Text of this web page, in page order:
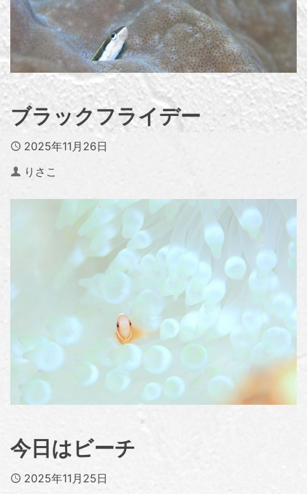
ブラックフライデー
Published
2025年11月26日
Author
りさこ
今日はビーチ
Published
2025年11月25日